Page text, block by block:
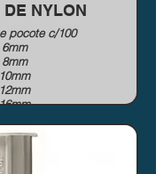
NYLON
pocote c/100
6mm
8mm
10mm
12mm